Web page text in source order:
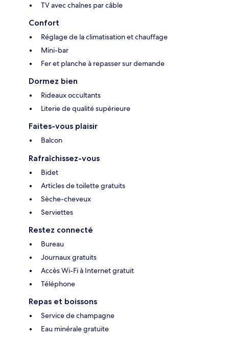
TV avec chaînes par câble
Confort
Réglage de la climatisation et chauffage
Mini-bar
Fer et planche à repasser sur demande
Dormez bien
Rideaux occultants
Literie de qualité supérieure
Faites-vous plaisir
Balcon
Rafraîchissez-vous
Bidet
Articles de toilette gratuits
Sèche-cheveux
Serviettes
Restez connecté
Bureau
Journaux gratuits
Accès Wi-Fi à Internet gratuit
Téléphone
Repas et boissons
Service de champagne
Eau minérale gratuite